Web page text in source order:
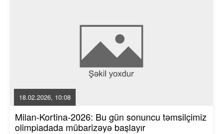
18.02.2026, 10:08
Milan-Kortina-2026: Bu gün sonuncu təmsilçimiz
olimpiadada mübarizəyə başlayır